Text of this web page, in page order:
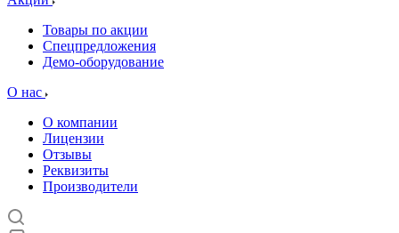
Товары по акции
Спецпредложения
Демо-оборудование
О нас
О компании
Лицензии
Отзывы
Реквизиты
Производители